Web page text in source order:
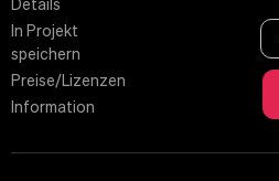
Details
In Projekt
speichern
Preise/Lizenzen
Information